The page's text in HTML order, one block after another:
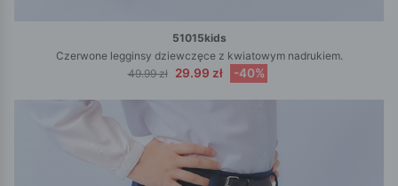
51015kids
Czerwone legginsy dziewczęce z kwiatowym nadrukiem.
49.99 zł
29.99 zł -40%